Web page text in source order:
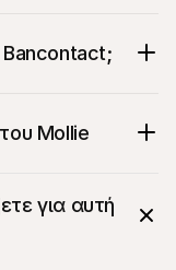
Bancontact;
Mollie
για αυτή